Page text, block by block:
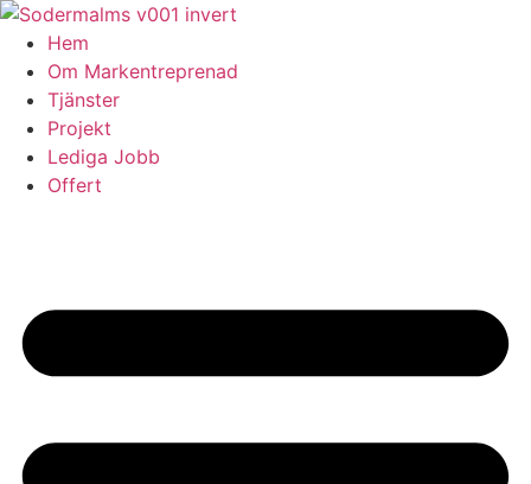
Skip
content
Hem
Om Markentreprenad
Tjänster
Projekt
Lediga Jobb
Offert